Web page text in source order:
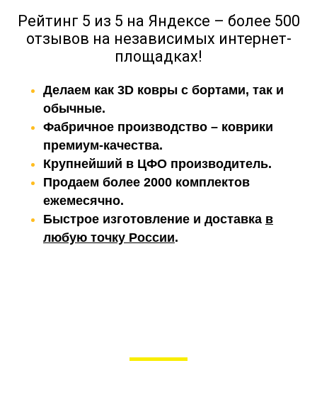
Рейтинг 5 из 5 на Яндексе – более 500
отзывов на независимых интернет-
площадках!
Делаем как 3D ковры с бортами, так и
обычные.
Фабричное производство – коврики
премиум-качества.
Крупнейший в ЦФО производитель.
Продаем более 2000 комплектов
ежемесячно.
Быстрое изготовление и доставка в
любую точку России.